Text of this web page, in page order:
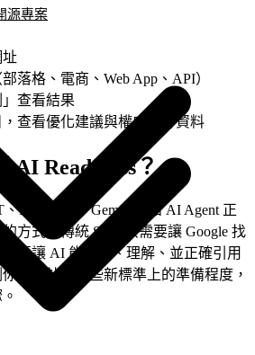
源專案
址
落格、電商、Web App、API）
查看結果
查看優化建議與權威參考資料
AI Readiness？
Perplexity、Gemini）和 AI Agent 正
方式。傳統 SEO 只需要讓 Google 找
要讓 AI 能發現、理解、並正確引用
的網站在這些新標準上的準備程度，